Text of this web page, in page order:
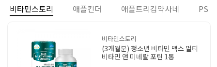
비타민스토리 애플킨더 애플트리김약사네 PS
비타민스토리
(3개월분) 청소년 비타민 맥스 멀티
비타민 앤 미네랄 포틴 1통